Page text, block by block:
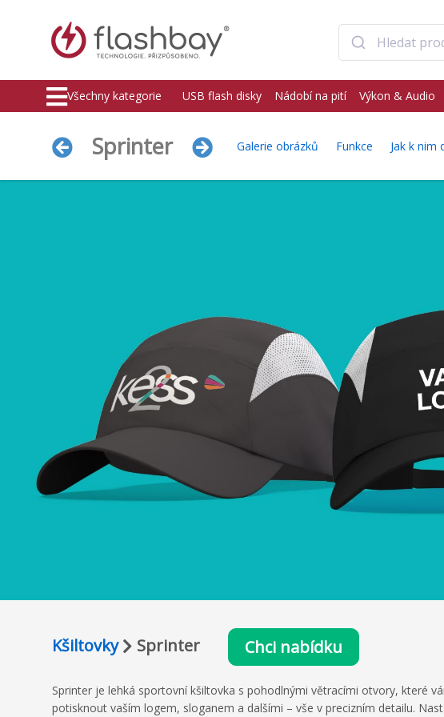
Všechny kategorie USB flash disky Nádobí na pití Výkon & Audio
Sprinter Galerie obrázků Funkce Jak k nim
Kšiltovky Sprinter Chci nabídku
Sprinter je lehká sportovní kšiltovka s pohodlnými větracími otvory, které
potisknout vaším logem, sloganem a dalšími – vše v precizním detailu.